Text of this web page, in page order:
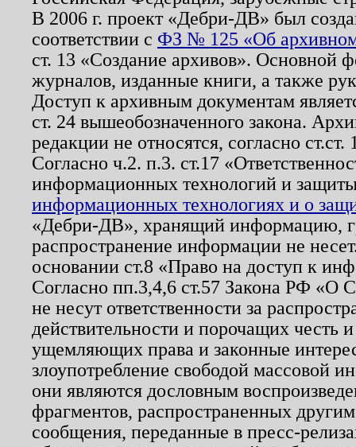
В 2006 г. проект «Дебри-ДВ» был
соответствии с ФЗ № 125 «Об
ст. 13 «Создание архивов». Основной
журналов, изданные книги, а также
Доступ к архивным документам
ст. 24 вышеобозначенного закона.
редакции не относятся, согласно
Согласно ч.2. п.3. ст.17
информационных технологий и
информационных технологиях и о
«Дебри-ДВ», хранящий информацию,
распространение информации не
основании ст.8 «Право на доступ к
Согласно пп.3,4,6 ст.57 Закона РФ «О
не несут ответственности за
действительности и порочащих честь
ущемляющих права и законные
злоупотребление свободой массовой
они являются дословным
фрагментов, распространенных
сообщения, переданные в пресс-